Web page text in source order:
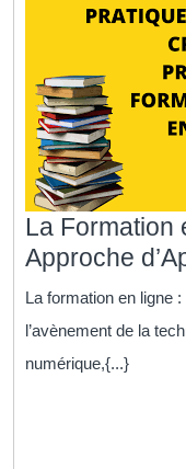
votre
rythme
La Formation
Approche
La formation en ligne
l’avènement de la
numérique,{...}